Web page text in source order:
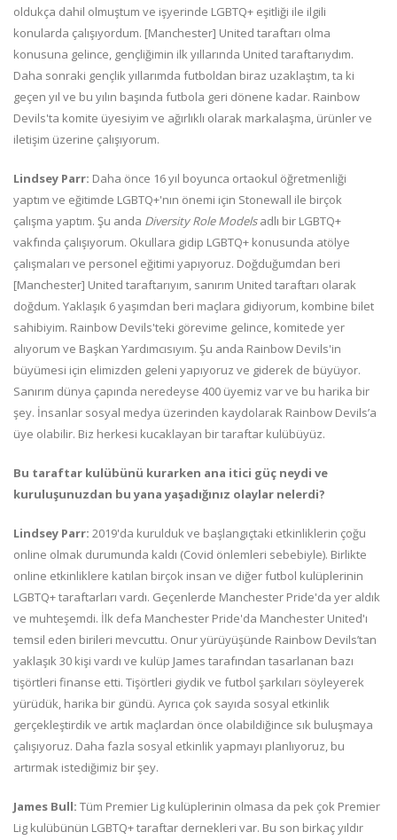
oldukça dahil olmuştum ve işyerinde LGBTQ+ eşitliği ile ilgili
konularda çalışıyordum. [Manchester] United taraftarı olma
konusuna gelince, gençliğimin ilk yıllarında United taraftarıydım.
Daha sonraki gençlik yıllarımda futboldan biraz uzaklaştım, ta ki
geçen yıl ve bu yılın başında futbola geri dönene kadar. Rainbow
Devils'ta komite üyesiyim ve ağırlıklı olarak markalaşma, ürünler ve
iletişim üzerine çalışıyorum.
Lindsey Parr: Daha önce 16 yıl boyunca ortaokul öğretmenliği
yaptım ve eğitimde LGBTQ+'nın önemi için Stonewall ile birçok
çalışma yaptım. Şu anda Diversity Role Modelsadlı bir LGBTQ+
vakfında çalışıyorum. Okullara gidip LGBTQ+ konusunda atölye
çalışmaları ve personel eğitimi yapıyoruz. Doğduğumdan beri
[Manchester] United taraftarıyım, sanırım United taraftarı olarak
doğdum. Yaklaşık 6 yaşımdan beri maçlara gidiyorum, kombine bilet
sahibiyim. Rainbow Devils'teki görevime gelince, komitede yer
alıyorum ve Başkan Yardımcısıyım. Şu anda Rainbow Devils'in
büyümesi için elimizden geleni yapıyoruz ve giderek de büyüyor.
Sanırım dünya çapında neredeyse 400 üyemiz var ve bu harika bir
şey. İnsanlar sosyal medya üzerinden kaydolarak Rainbow Devils’a
üye olabilir. Biz herkesi kucaklayan bir taraftar kulübüyüz.
Bu taraftar kulübünü kurarken ana itici güç neydi ve
kuruluşunuzdan bu yana yaşadığınız olaylar nelerdi?
Lindsey Parr: 2019'da kurulduk ve başlangıçtaki etkinliklerin çoğu
online olmak durumunda kaldı (Covid önlemleri sebebiyle). Birlikte
online etkinliklere katılan birçok insan ve diğer futbol kulüplerinin
LGBTQ+ taraftarları vardı. Geçenlerde Manchester Pride'da yer aldık
ve muhteşemdi. İlk defa Manchester Pride'da Manchester United'ı
temsil eden birileri mevcuttu. Onur yürüyüşünde Rainbow Devils’tan
yaklaşık 30 kişi vardı ve kulüp James tarafından tasarlanan bazı
tişörtleri finanse etti. Tişörtleri giydik ve futbol şarkıları söyleyerek
yürüdük, harika bir gündü. Ayrıca çok sayıda sosyal etkinlik
gerçekleştirdik ve artık maçlardan önce olabildiğince sık buluşmaya
çalışıyoruz. Daha fazla sosyal etkinlik yapmayı planlıyoruz, bu
artırmak istediğimiz bir şey.
James Bull: Tüm Premier Lig kulüplerinin olmasa da pek çok Premier
Lig kulübünün LGBTQ+ taraftar dernekleri var. Bu son birkaç yıldır